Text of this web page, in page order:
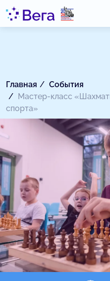
Главная
События
Мастер-класс
спорта»